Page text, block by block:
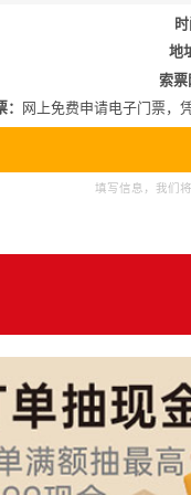
时
地
索票
网上免费申请电子门票，
填写信息，我们